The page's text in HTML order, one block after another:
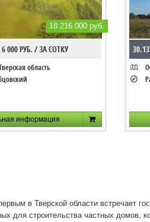
18 216 000 руб.
6 000 РУБ. / ЗА СОТКУ
область
информация
в Тверской области встречает
для строительства частных домов,